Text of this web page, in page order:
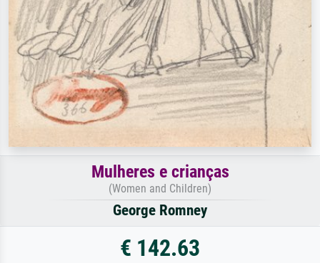
Mulheres e crianças
(Women and Children)
George Romney
€ 142.63